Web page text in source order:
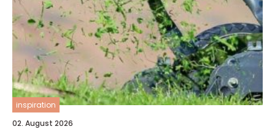
inspiration
02. August 2026